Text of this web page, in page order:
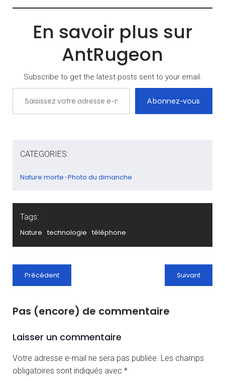
En savoir plus sur
AntRugeon
Subscribe to get the latest posts sent to your email.
Saisissez votre adresse e-mail…
Abonnez-vous
CATEGORIES:
Nature morte -Photo du dimanche
Tags:
Nature technologie téléphone
Précédent Suivant
Pas (encore) de commentaire
Laisser un commentaire
Votre adresse e-mail ne sera pas publiée. Les champs
obligatoires sont indiqués avec *